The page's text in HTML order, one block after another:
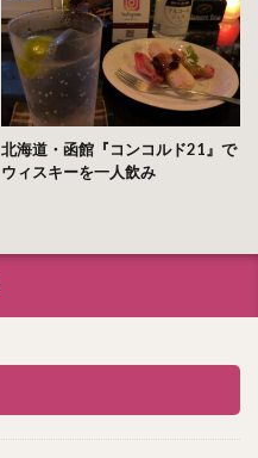
北海道・函館『コンコルド21』で
ウィスキーを一人飲み